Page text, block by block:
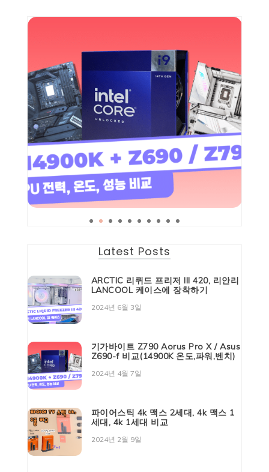
Latest Posts
ARCTIC 리퀴드 프리저 III 420, 리안리
LANCOOL 케이스에 장착하기
2024년 6월 3일
기가바이트 Z790 Aorus Pro X / Asus
Z690-f 비교(14900K 온도,파워,벤치)
2024년 4월 7일
파이어스틱 4k 맥스 2세대, 4k 맥스 1
세대, 4k 1세대 비교
2024년 2월 9일